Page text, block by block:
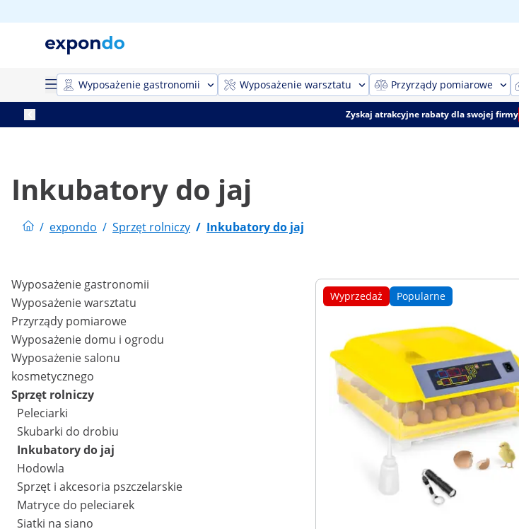
Wyposażenie gastronomii Wyposażenie warsztatu Przyrządy pomiarowe
Zyskaj atrakcyjne rabaty dla swojej firmy
Inkubatory do jaj
/ expondo / Sprzęt rolniczy / Inkubatory do jaj
Wyposażenie gastronomii
Wyposażenie warsztatu
Przyrządy pomiarowe
Wyposażenie domu i ogrodu
Wyposażenie salonu
kosmetycznego
Sprzęt rolniczy
Peleciarki
Skubarki do drobiu
Inkubatory do jaj
Hodowla
Sprzęt i akcesoria pszczelarskie
Matryce do peleciarek
Siatki na siano
Wyprzedaż Popularne